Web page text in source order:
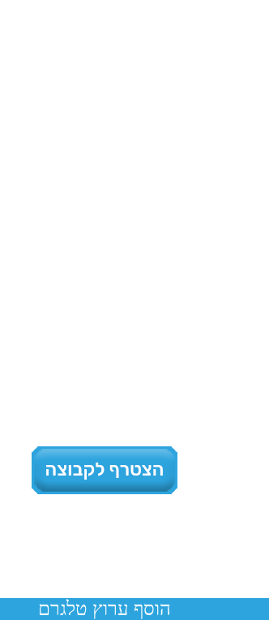
הוסף ערוץ טלגרם